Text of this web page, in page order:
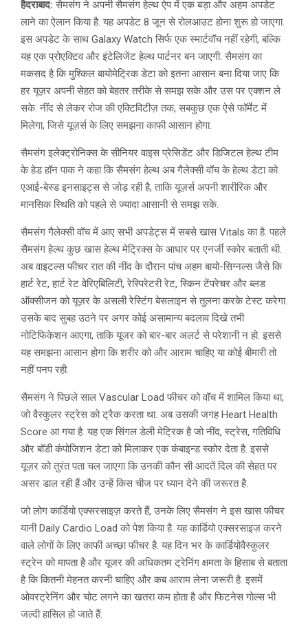
हैदराबाद: सैमसंग ने अपनी सैमसंग हेल्थ ऐप में एक बड़ा और अहम अपडेट
लाने का ऐलान किया है. यह अपडेट 8 जून से रोलआउट होना शुरू हो जाएगा.
इस अपडेट के साथ Galaxy Watch सिर्फ एक स्मार्टवॉच नहीं रहेगी, बल्कि
यह एक प्रोएक्टिव और इंटेलिजेंट हेल्थ पार्टनर बन जाएगी. सैमसंग का
मकसद है कि मुश्किल बायोमेट्रिक डेटा को इतना आसान बना दिया जाए कि
हर यूज़र अपनी सेहत को बेहतर तरीके से समझ सके और उस पर एक्शन ले
सके. नींद से लेकर रोज की एक्टिविटीज़ तक, सबकुछ एक ऐसे फॉर्मेट में
मिलेगा, जिसे यूज़र्स के लिए समझना काफी आसान होगा.
सैमसंग इलेक्ट्रोनिक्स के सीनियर वाइस प्रेसिडेंट और डिजिटल हेल्थ टीम
के हेड हॉन पाक ने कहा कि सैमसंग हेल्थ अब गैलेक्सी वॉच के हेल्थ डेटा को
एआई-बेस्ड इनसाइट्स से जोड़ रही है, ताकि यूज़र्स अपनी शारीरिक और
मानसिक स्थिति को पहले से ज्यादा आसानी से समझ सके.
सैमसंग गैलेक्सी वॉच में आए सभी अपडेट्स में सबसे खास Vitals का है. पहले
सैमसंग हेल्थ कुछ खास हेल्थ मेट्रिक्स के आधार पर एनर्जी स्कोर बताती थी.
अब वाइटल्स फीचर रात की नींद के दौरान पांच अहम बायो-सिग्नल्स जैसे कि
हार्ट रेट, हार्ट रेट वेरिएबिलिटी, रेस्पिरेटरी रेट, स्किन टेंपरेचर और ब्लड
ऑक्सीजन को यूज़र के असली रेस्टिंग बेसलाइन से तुलना करके टेस्ट करेगा.
उसके बाद सुबह उठने पर अगर कोई असामान्य बदलाव दिखे तभी
नोटिफिकेशन आएगा, ताकि यूजर को बार-बार अलर्ट से परेशानी न हो. इससे
यह समझना आसान होगा कि शरीर को और आराम चाहिए या कोई बीमारी तो
नहीं पनप रही.
सैमसंग ने पिछले साल Vascular Load फीचर को वॉच में शामिल किया था,
जो वैस्कुलर स्ट्रेस को ट्रैक करता था. अब उसकी जगह Heart Health
Score आ गया है. यह एक सिंगल डेली मेट्रिक है जो नींद, स्ट्रेस, गतिविधि
और बॉडी कंपोजिशन डेटा को मिलाकर एक कंबाइन्ड स्कोर देता है. इससे
यूज़र को तुरंत पता चल जाएगा कि उनकी कौन सी आदतें दिल की सेहत पर
असर डाल रही हैं और उन्हें किस चीज पर ध्यान देने की जरूरत है.
जो लोग कार्डियो एक्सरसाइज़ करते हैं, उनके लिए सैमसंग ने इस खास फीचर
यानी Daily Cardio Load को पेश किया है. यह कार्डियो एक्सरसाइज़ करने
वाले लोगों के लिए काफी अच्छा फीचर है. यह दिन भर के कार्डियोवैस्कुलर
स्ट्रेन को मापता है और यूजर की अधिकतम ट्रेनिंग क्षमता के हिसाब से बताता
है कि कितनी मेहनत करनी चाहिए और कब आराम लेना जरूरी है. इसमें
ओवरट्रेनिंग और चोट लगने का खतरा कम होता है और फिटनेस गोल्स भी
जल्दी हासिल हो जाते हैं.